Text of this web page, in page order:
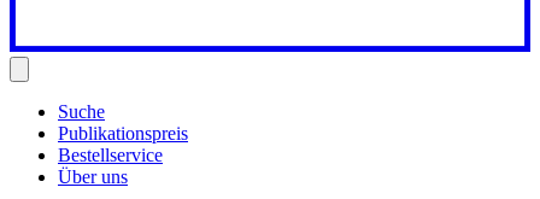
Suche
Publikationspreis
Bestellservice
Über uns